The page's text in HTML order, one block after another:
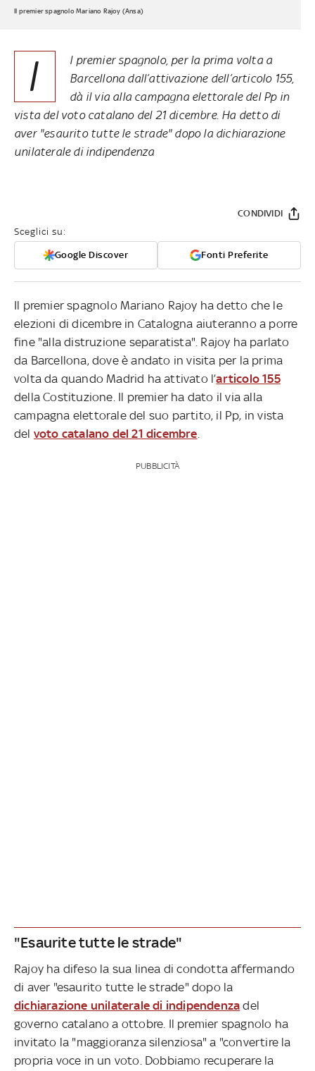
Il premier spagnolo Mariano Rajoy (Ansa)
I
l premier spagnolo, per la prima volta a
Barcellona dall’attivazione dell’articolo 155,
dà il via alla campagna elettorale del Pp in
vista del voto catalano del 21 dicembre. Ha detto di
aver "esaurito tutte le strade" dopo la dichiarazione
unilaterale di indipendenza
Sceglici su:
Google Discover Fonti Preferite
CONDIVIDI
Il premier spagnolo Mariano Rajoy ha detto che le
elezioni di dicembre in Catalogna aiuteranno a porre
fine "alla distruzione separatista". Rajoy ha parlato
da Barcellona, dove è andato in visita per la prima
volta da quando Madrid ha attivato l’articolo 155
della Costituzione. Il premier ha dato il via alla
campagna elettorale del suo partito, il Pp, in vista
del voto catalano del 21 dicembre
PUBBLICITÀ
"Esaurite tutte le strade"
Rajoy ha difeso la sua linea di condotta affermando
di aver "esaurito tutte le strade" dopo la
dichiarazione unilaterale di indipendenza del
governo catalano a ottobre. Il premier spagnolo ha
invitato la "maggioranza silenziosa" a "convertire la
propria voce in un voto. Dobbiamo recuperare la